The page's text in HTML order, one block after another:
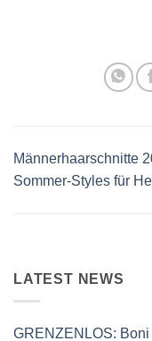
Männerhaarschnitte
Sommer-Styles für
LATEST NEWS
GRENZENLOS: